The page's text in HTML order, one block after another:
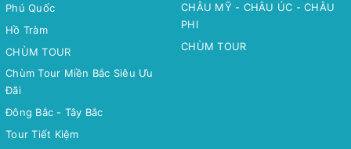
Phú Quốc
Hồ Tràm
CHÙM TOUR
Chùm Tour Miền Bắc Siêu Ưu
Đãi
Đông Bắc - Tây Bắc
Tour Tiết Kiệm
CHÂU MỸ - CHÂU ÚC - CHÂU
PHI
CHÙM TOUR